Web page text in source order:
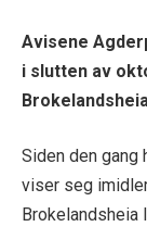
Avisene
i slutten av
Siden den gang
viser seg
Brokelandsheia